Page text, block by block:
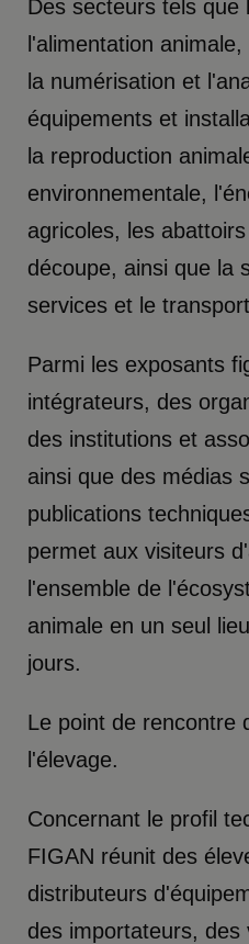
Des secteurs tels que
l'alimentation
la numérisation et
équipements et
la reproduction
environnementale,
agricoles, les
découpe, ainsi que la
services et le
Parmi les exposants
intégrateurs, des
des institutions et
ainsi que des médias
publications
permet aux visiteurs
l'ensemble de
animale en un seul
jours.
Le point de rencontre
l'élevage.
Concernant le profil
FIGAN réunit des
distributeurs
des importateurs, des